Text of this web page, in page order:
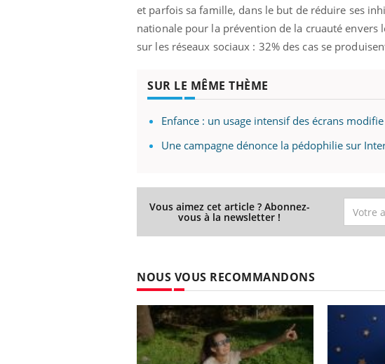
et parfois sa famille, dans le but de réduire ses
nationale pour la prévention de la cruauté envers
sur les réseaux sociaux : 32% des cas se
SUR LE MÊME THÈME
Enfance : un usage intensif des écrans
Une campagne dénonce la pédophilie sur
Vous aimez cet article ? Abonnez-
vous à la newsletter !
NOUS VOUS RECOMMANDONS